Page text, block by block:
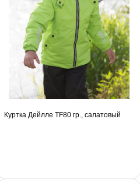
Куртка Дейлле TF80 гр., салатовый